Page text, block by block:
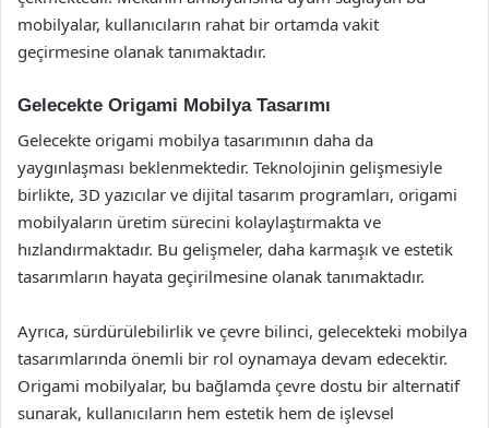
mobilyalar, kullanıcıların rahat bir ortamda vakit
geçirmesine olanak tanımaktadır.
Gelecekte Origami Mobilya Tasarımı
Gelecekte origami mobilya tasarımının daha da
yaygınlaşması beklenmektedir. Teknolojinin gelişmesiyle
birlikte, 3D yazıcılar ve dijital tasarım programları, origami
mobilyaların üretim sürecini kolaylaştırmakta ve
hızlandırmaktadır. Bu gelişmeler, daha karmaşık ve estetik
tasarımların hayata geçirilmesine olanak tanımaktadır.
Ayrıca, sürdürülebilirlik ve çevre bilinci, gelecekteki mobilya
tasarımlarında önemli bir rol oynamaya devam edecektir.
Origami mobilyalar, bu bağlamda çevre dostu bir alternatif
sunarak, kullanıcıların hem estetik hem de işlevsel